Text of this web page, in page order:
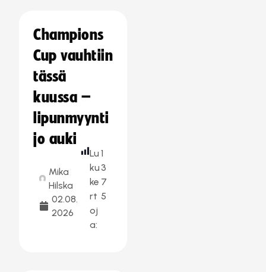
Champions
Cup vauhtiin
tässä
kuussa –
lipunmyynti
jo auki
Mika
Hilska
02.08.
2026
Lu
ku
ke
rt
oj
a:
1
3
7
5